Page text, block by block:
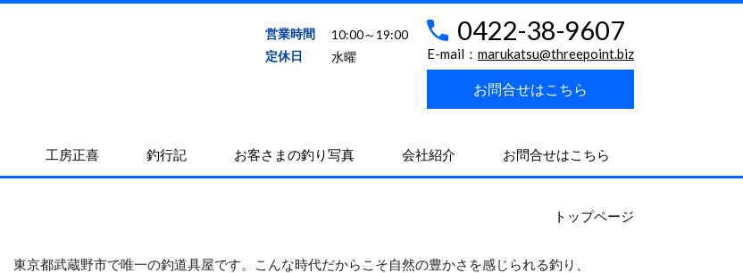
営業時間
10:00～19:00
定休日
水曜
0422-38-9607
E-mail： marukatsu@threepoint.biz
お問合せはこちら
工房正喜 釣行記 お客さまの釣り写真 会社紹介 お問合せはこちら
トップページ
東京都武蔵野市で唯一の釣道具屋です。こんな時代だからこそ自然の豊かさを感じられる釣り、